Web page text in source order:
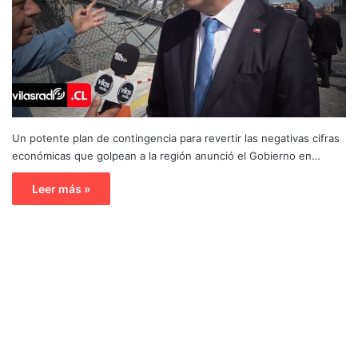
Un potente plan de contingencia para revertir las negativas cifras
económicas que golpean a la región anunció el Gobierno en…
Leer más »